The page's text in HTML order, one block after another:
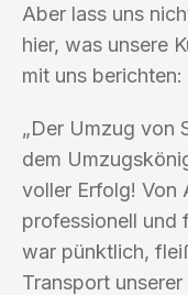
Aber lass uns
hier, was unsere
mit uns berichten:
„Der Umzug von
dem
voller Erfolg! Von
professionell und
war pünktlich,
Transport